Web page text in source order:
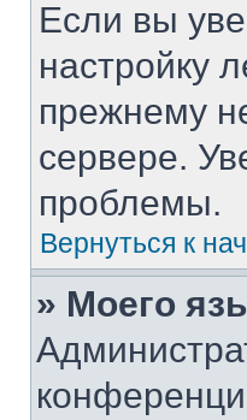
Если вы
настройку
прежнему
сервере.
проблемы.
Вернуться к
» Моего